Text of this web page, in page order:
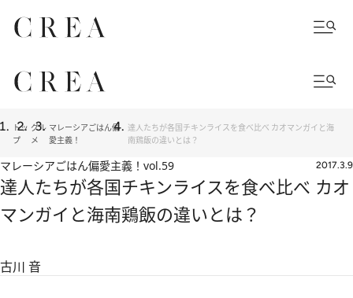
トッ
プ
グル
メ
マレーシアごはん偏
愛主義！
達人たちが各国チキンライスを食べ比べ カオマンガイと海
南鶏飯の違いとは？
マレーシアごはん偏愛主義！ vol.59 2017.3.9
達人たちが各国チキンライスを食べ比べ カオ
マンガイと海南鶏飯の違いとは？
古川 音